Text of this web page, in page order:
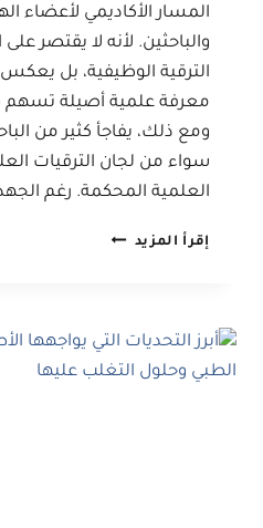
المسار الأكاديمي لأعضاء
والباحثين. لأنه لا يقتصر
الترقية الوظيفية، بل يعكس
معرفة علمية أصيلة
ومع ذلك، يفاجأ كثير من
سواء من لجان الترقيات
العلمية المحكمة. رغم الجهد
إقرأ المزيد أسباب
العلمية
وكيف
تضمن